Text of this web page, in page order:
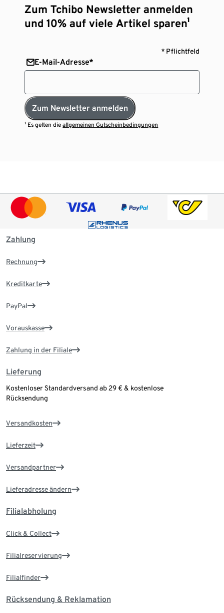
Zum Tchibo Newsletter anmelden
und 10% auf viele Artikel sparen¹
* Pflichtfeld
E-Mail-Adresse*
Zum Newsletter anmelden
¹ Es gelten dieallgemeinen Gutscheinbedingungen
Zahlung
Rechnung
Kreditkarte
PayPal
Vorauskasse
Zahlung in der Filiale
Lieferung
Kostenloser Standardversand ab 29 € & kostenlose
Rücksendung
Versandkosten
Lieferzeit
Versandpartner
Lieferadresse ändern
Filialabholung
Click & Collect
Filialreservierung
Filialfinder
Rücksendung & Reklamation